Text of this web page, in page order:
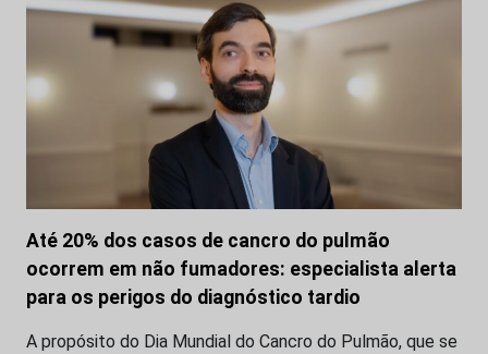
Até 20% dos casos de cancro do pulmão
ocorrem em não fumadores: especialista alerta
para os perigos do diagnóstico tardio
A propósito do Dia Mundial do Cancro do Pulmão, que se